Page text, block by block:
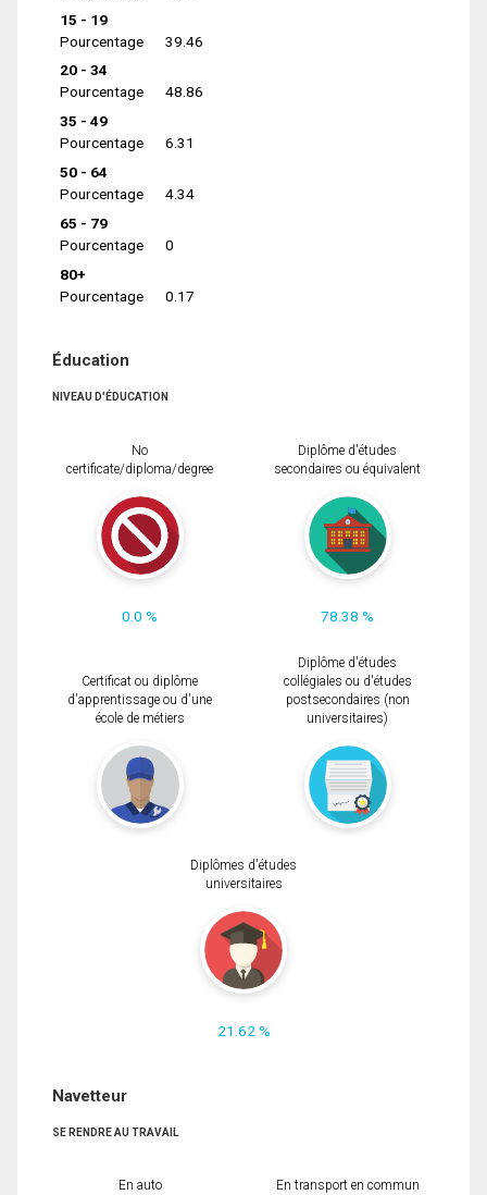
15 - 19
Pourcentage
39.46
20 - 34
Pourcentage
48.86
35 - 49
Pourcentage
6.31
50 - 64
Pourcentage
4.34
65 - 79
Pourcentage
0
80+
Pourcentage
0.17
Éducation
NIVEAU D'ÉDUCATION
No
certificate/diploma/degree
0.0 %
Diplôme d'études
secondaires ou équivalent
78.38 %
Certificat ou diplôme
d'apprentissage ou d'une
école de métiers
Diplôme d'études
collégiales ou d'études
postsecondaires (non
universitaires)
Diplômes d'études
universitaires
21.62 %
Navetteur
SE RENDRE AU TRAVAIL
En auto En transport en commun